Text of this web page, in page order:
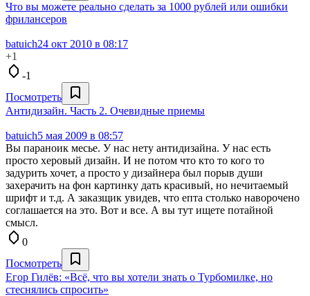
Что вы можете реально сделать за 1000 рублей или ошибки
фрилансеров
batuich24 окт 2010 в 08:17
+1
-1
Посмотреть
Антидизайн. Часть 2. Очевидные приемы
batuich5 мая 2009 в 08:57
Вы параноик месье. У нас нету антидизайна. У нас есть
просто херовый дизайн. И не потом что кто то кого то
задурить хочет, а просто у дизайнера был порыв души
захерачить на фон картинку дать красивый, но нечитаемый
шрифт и т.д. А заказщик увидев, что епта столько наворочено
соглашается на это. Вот и все. А вы тут ищете потайной
смысл.
0
Посмотреть
Егор Гилёв: «Всё, что вы хотели знать о Турбомилке, но
стеснялись спросить»